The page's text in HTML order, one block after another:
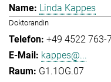
Linda Kappes
Doktorandin
+49 4522 763-
kappes@...
G1.1OG.07